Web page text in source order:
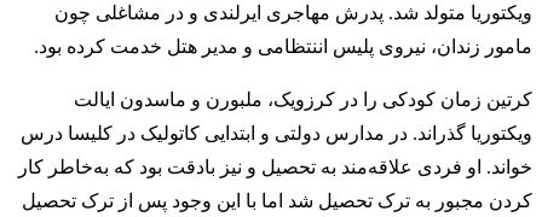
ویکتوریا متولد شد. پدرش مهاجری ایرلندی و در مشاغلی چون
مامور زندان، نیروی پلیس اننتظامی و مدیر هتل خدمت کرده بود.
کرتین زمان کودکی را در کرزویک، ملبورن و ماسدون ایالت
ویکتوریا گذراند. در مدارس دولتی و ابتدایی کاتولیک در کلیسا درس
خواند. او فردی علاقه‌مند به تحصیل و نیز بادقت بود که به‌خاطر کار
کردن مجبور به ترک تحصیل شد اما با این وجود پس از ترک تحصیل